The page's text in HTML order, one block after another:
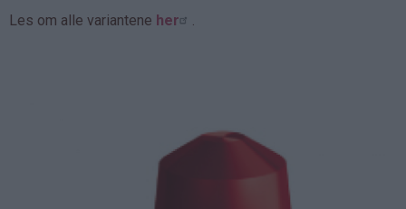
Les om alle variantene her